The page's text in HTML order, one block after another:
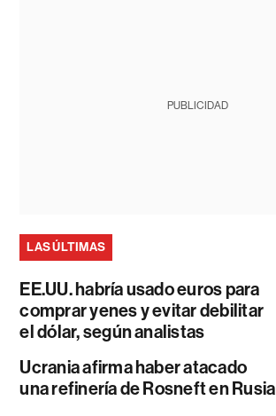
PUBLICIDAD
LAS ÚLTIMAS
EE.UU. habría usado euros para
comprar yenes y evitar debilitar
el dólar, según analistas
Ucrania afirma haber atacado
una refinería de Rosneft en Rusia